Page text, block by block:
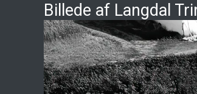
Billede af Langdal